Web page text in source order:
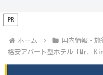
PR
ホーム 国内情報・旅
格安アパート型ホテル「Mr.